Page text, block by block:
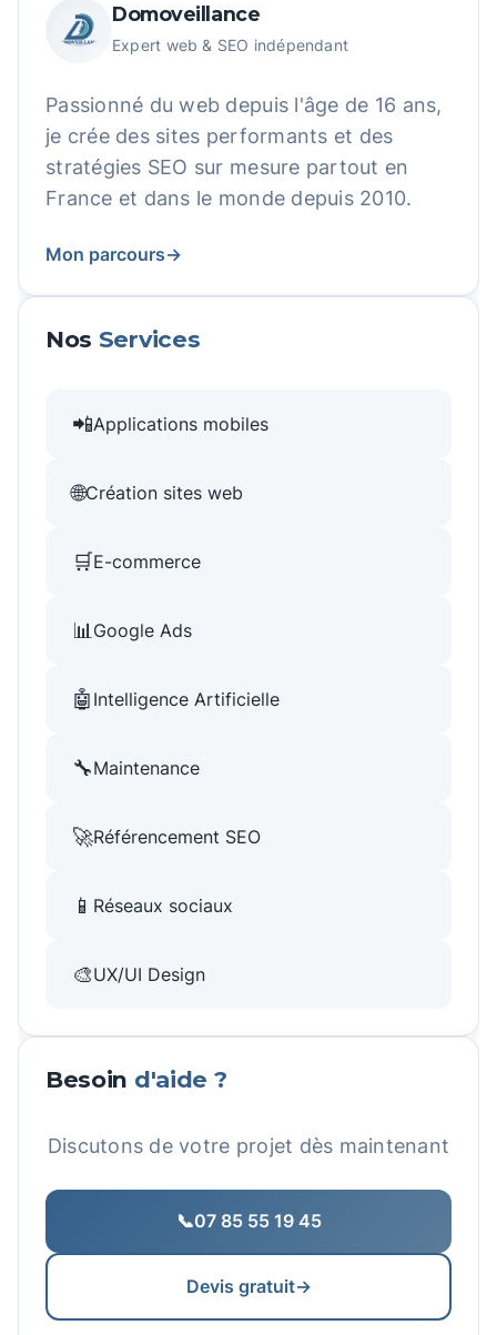
Domoveillance
Expert web & SEO indépendant
Passionné du web depuis l'âge de 16 ans,
je crée des sites performants et des
stratégies SEO sur mesure partout en
France et dans le monde depuis 2010.
Mon parcours→
Nos Services
📲Applications mobiles
🌐Création sites web
🛒E-commerce
📊Google Ads
🤖 Intelligence Artificielle
🔧Maintenance
🚀Référencement SEO
📱 Réseaux sociaux
🎨UX/UI Design
Besoin d'aide ?
Discutons de votre projet dès maintenant
📞07 85 55 19 45
Devis gratuit→